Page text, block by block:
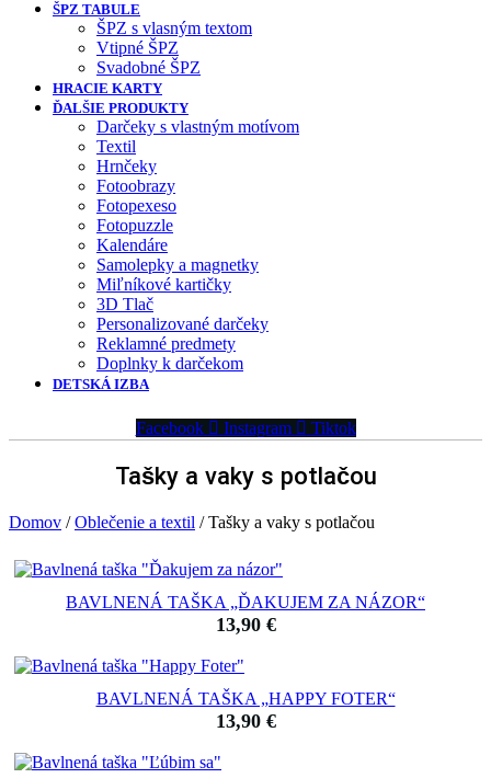
ŠPZ TABULE
ŠPZ s vlasným textom
Vtipné ŠPZ
Svadobné ŠPZ
HRACIE KARTY
ĎALŠIE PRODUKTY
Darčeky s vlastným motívom
Textil
Hrnčeky
Fotoobrazy
Fotopexeso
Fotopuzzle
Kalendáre
Samolepky a magnetky
Miľníkové kartičky
3D Tlač
Personalizované darčeky
Reklamné predmety
Doplnky k darčekom
DETSKÁ IZBA
Facebook Instagram Tiktok
Tašky a vaky s potlačou
Domov /Oblečenie a textil / Tašky a vaky s potlačou
BAVLNENÁ TAŠKA „ĎAKUJEM ZA NÁZOR“
13,90 €
BAVLNENÁ TAŠKA „HAPPY FOTER“
13,90 €